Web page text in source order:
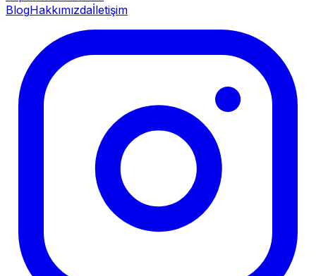
BlogHakkımızdaİletişim